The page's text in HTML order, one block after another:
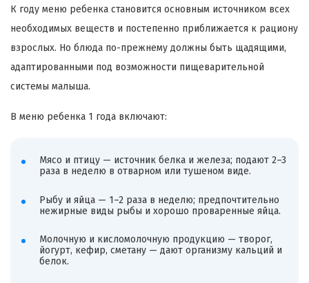
К году меню ребенка становится основным источником всех
необходимых веществ и постепенно приближается к рациону
взрослых. Но блюда по-прежнему должны быть щадящими,
адаптированными под возможности пищеварительной
системы малыша.
В меню ребенка 1 года включают:
Мясо и птицу — источник белка и железа; подают 2–3
раза в неделю в отварном или тушеном виде.
Рыбу и яйца — 1–2 раза в неделю; предпочтительно
нежирные виды рыбы и хорошо проваренные яйца.
Молочную и кисломолочную продукцию — творог,
йогурт, кефир, сметану — дают организму кальций и
белок.